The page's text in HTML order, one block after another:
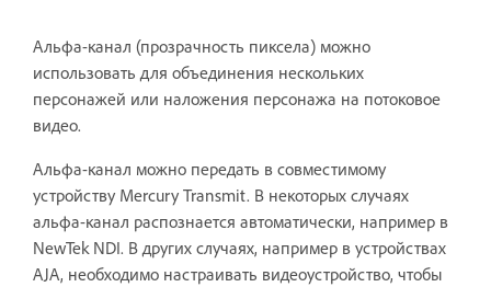
Альфа-канал (прозрачность пиксела) можно
использовать для объединения нескольких
персонажей или наложения персонажа на потоковое
видео.
Альфа-канал можно передать в совместимому
устройству Mercury Transmit. В некоторых случаях
альфа-канал распознается автоматически, например в
NewTek NDI. В других случаях, например в устройствах
AJA, необходимо настраивать видеоустройство, чтобы